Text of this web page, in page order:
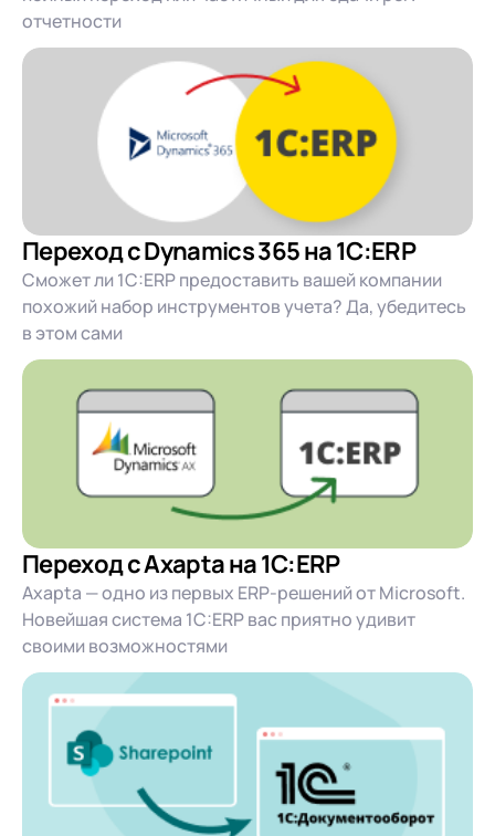
отчетности
Переход с Dynamics 365 на 1C:ERP
Сможет ли 1С:ERP предоставить вашей компании
похожий набор инструментов учета? Да, убедитесь
в этом сами
Переход с Axapta на 1C:ERP
Axapta — одно из первых ERP-решений от Microsoft.
Новейшая система 1С:ERP вас приятно удивит
своими возможностями